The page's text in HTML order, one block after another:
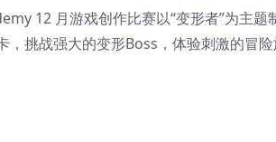
12 月游戏创作比赛以“变形者”为主题
，挑战强大的变形Boss，体验刺激的冒